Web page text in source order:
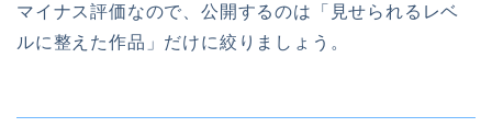
マイナス評価なので、公開するのは「見せられるレベ
ルに整えた作品」だけに絞りましょう。